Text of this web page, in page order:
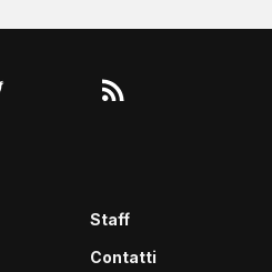
Staff
Contatti